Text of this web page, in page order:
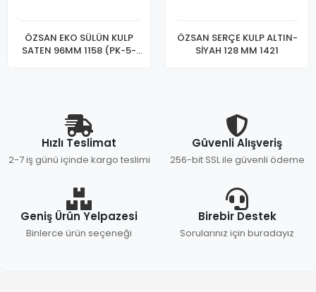
ÖZSAN EKO SÜLÜN KULP
SATEN 96MM 1158 (PK-5-
ÖZSAN SERÇE KULP ALTIN-
SİYAH 128 MM 1421
Hızlı Teslimat
2-7 iş günü içinde kargo teslimi
Güvenli Alışveriş
256-bit SSL ile güvenli ödeme
Geniş Ürün Yelpazesi
Binlerce ürün seçeneği
Birebir Destek
Sorularınız için buradayız